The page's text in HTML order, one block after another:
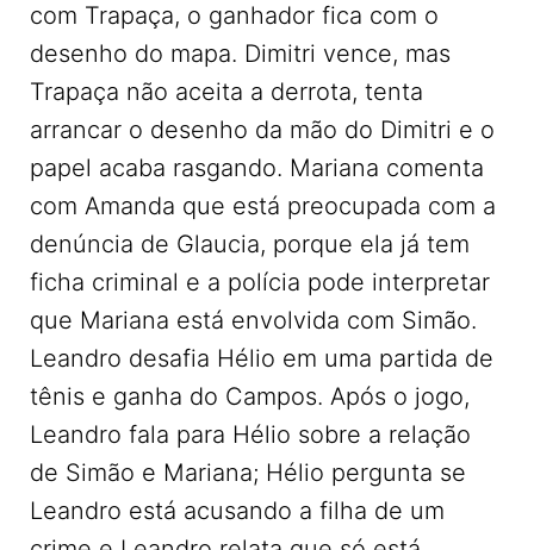
com Trapaça, o ganhador fica com o
desenho do mapa. Dimitri vence, mas
Trapaça não aceita a derrota, tenta
arrancar o desenho da mão do Dimitri e o
papel acaba rasgando. Mariana comenta
com Amanda que está preocupada com a
denúncia de Glaucia, porque ela já tem
ficha criminal e a polícia pode interpretar
que Mariana está envolvida com Simão.
Leandro desafia Hélio em uma partida de
tênis e ganha do Campos. Após o jogo,
Leandro fala para Hélio sobre a relação
de Simão e Mariana; Hélio pergunta se
Leandro está acusando a filha de um